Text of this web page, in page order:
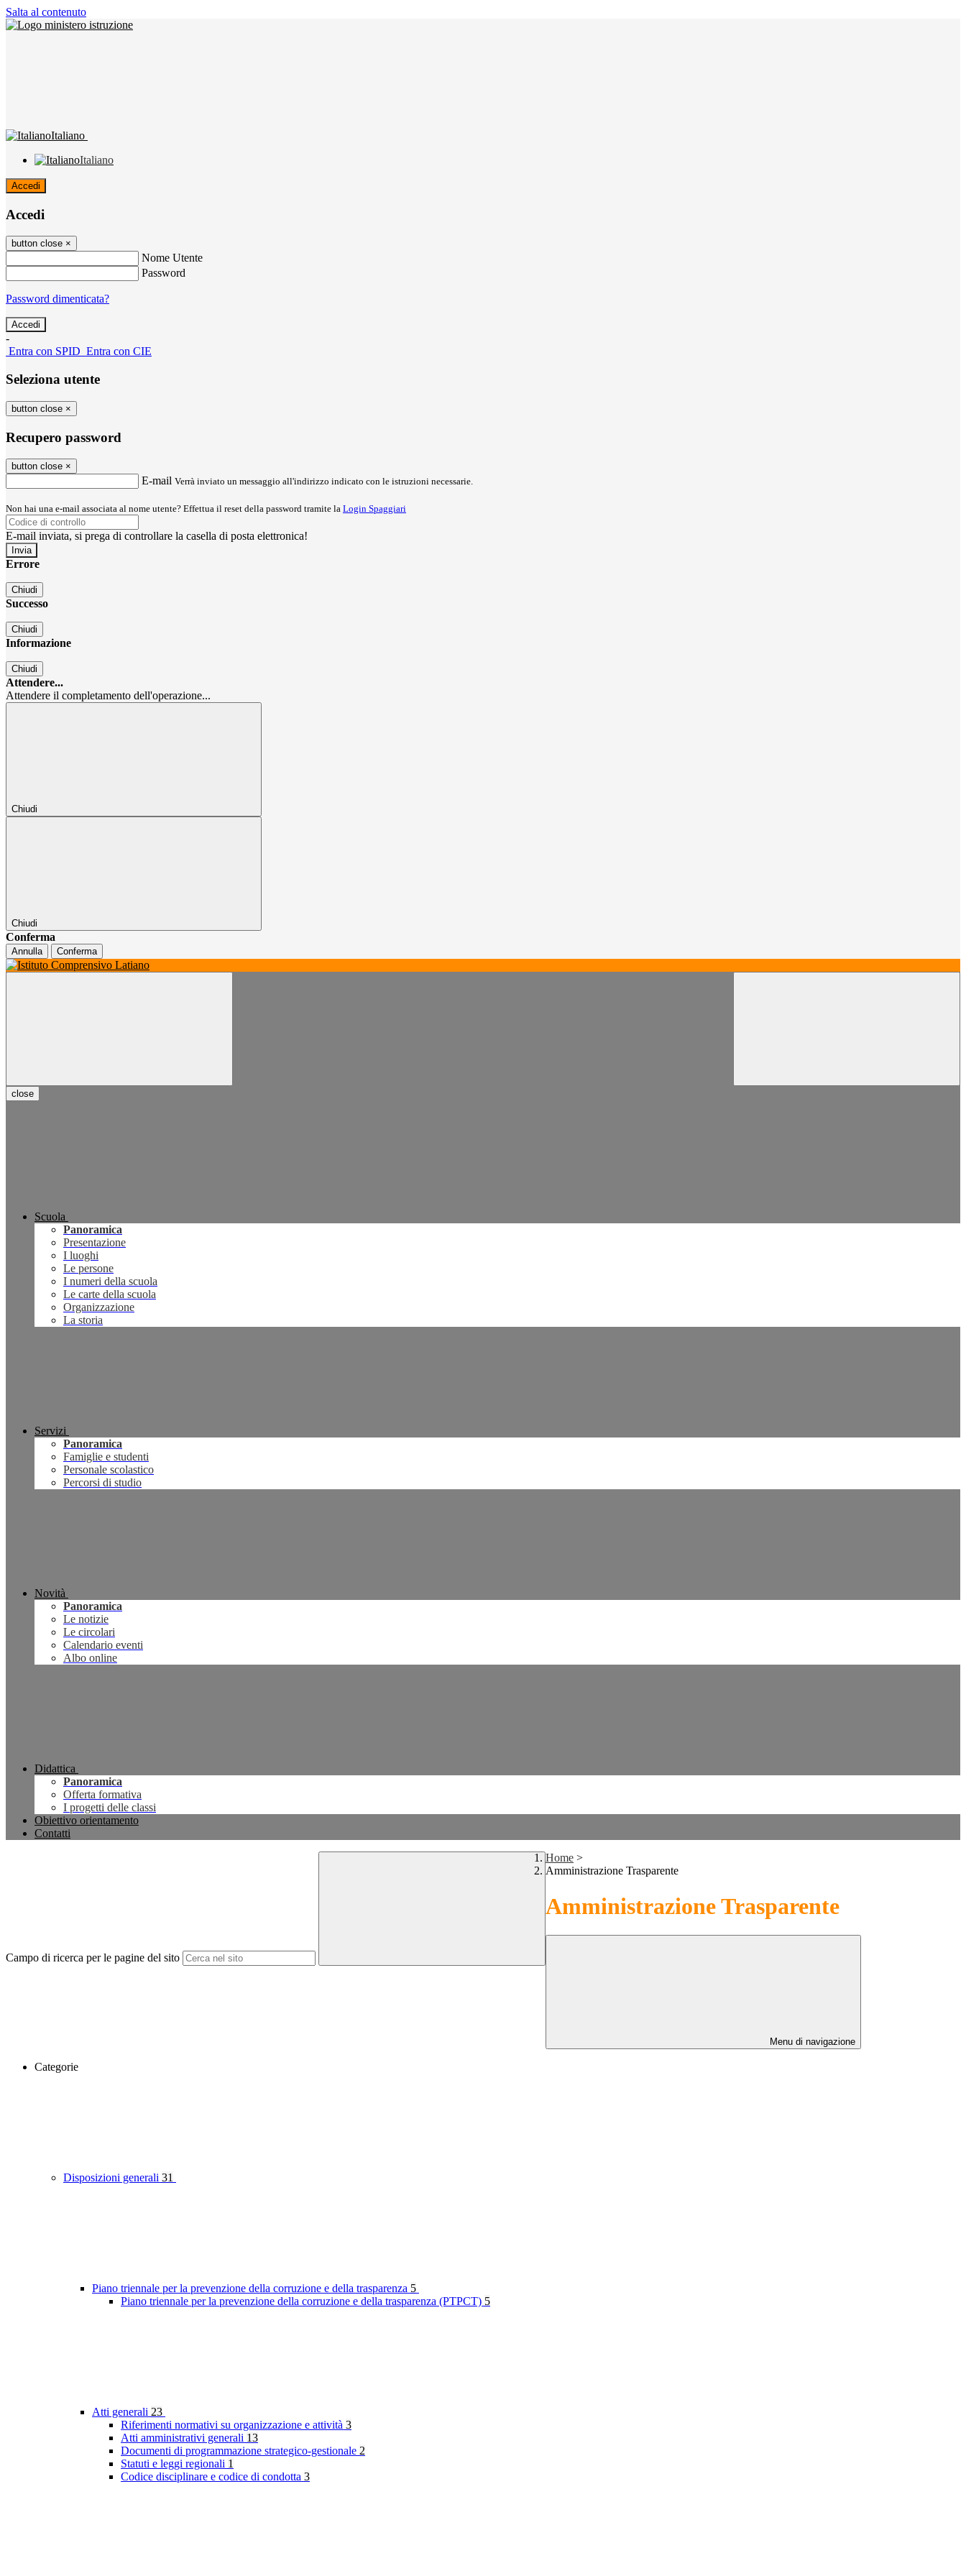
Salta al contenuto
Italiano
Italiano
Accedi
Accedi
button close ×
Nome Utente
Password
Password dimenticata?
-
Entra con SPID Entra con CIE
Seleziona utente
button close ×
Recupero password
button close ×
E-mail Verrà inviato un messaggio all'indirizzo indicato con le istruzioni necessarie.
Non hai una e-mail associata al nome utente? Effettua il reset della password tramite la Login Spaggiari
E-mail inviata, si prega di controllare la casella di posta elettronica!
Errore
Chiudi
Successo
Chiudi
Informazione
Chiudi
Attendere...
Attendere il completamento dell'operazione...
Chiudi
Chiudi
Conferma
Annulla Conferma
close
Scuola
Panoramica
Presentazione
I luoghi
Le persone
I numeri della scuola
Le carte della scuola
Organizzazione
La storia
Servizi
Panoramica
Famiglie e studenti
Personale scolastico
Percorsi di studio
Novità
Panoramica
Le notizie
Le circolari
Calendario eventi
Albo online
Didattica
Panoramica
Offerta formativa
I progetti delle classi
Obiettivo orientamento
Contatti
Campo di ricerca per le pagine del sito
Home >
Amministrazione Trasparente
Amministrazione Trasparente
Menu di navigazione
Categorie
Disposizioni generali 31
Piano triennale per la prevenzione della corruzione e della trasparenza 5
Piano triennale per la prevenzione della corruzione e della trasparenza (PTPCT) 5
Atti generali 23
Riferimenti normativi su organizzazione e attività 3
Atti amministrativi generali 13
Documenti di programmazione strategico-gestionale 2
Statuti e leggi regionali 1
Codice disciplinare e codice di condotta 3